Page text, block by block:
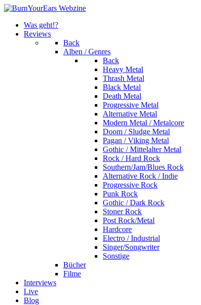
Was geht!?
Reviews
Back
Alben / Genres
Back
Heavy Metal
Thrash Metal
Black Metal
Death Metal
Progressive Metal
Alternative Metal
Modern Metal / Metalcore
Doom / Sludge Metal
Pagan / Viking Metal
Gothic / Mittelalter Metal
Rock / Hard Rock
Southern/Jam/Blues Rock
Alternative Rock / Indie
Progressive Rock
Punk Rock
Gothic / Dark Rock
Stoner Rock
Post Rock/Metal
Hardcore
Electro / Industrial
Singer/Songwriter
Sonstige
Bücher
Filme
Interviews
Live
Blog